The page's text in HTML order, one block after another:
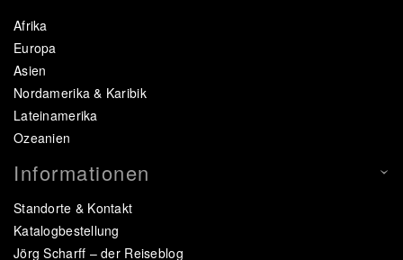
Afrika
Europa
Asien
Nordamerika & Karibik
Lateinamerika
Ozeanien
Informationen
Standorte & Kontakt
Katalogbestellung
Jörg Scharff – der Reiseblog